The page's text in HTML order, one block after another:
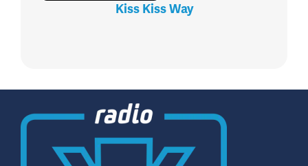
Kiss Kiss Way